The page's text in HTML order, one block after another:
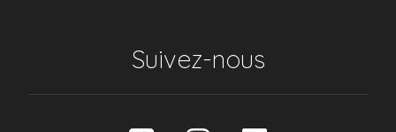
Suivez-nous